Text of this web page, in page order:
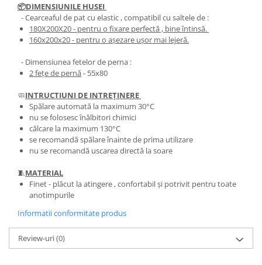
📦DIMENSIUNILE HUSEI
- Cearceaful de pat cu elastic , compatibil cu saltele de :
180X200X20- pentru o fixare perfectă , bine întinsă.
​​​​160x200x20- pentru o așezare ușor mai lejeră.
- Dimensiunea fetelor de perna :
2 fețe de pernă- 55x80
🧼INTRUCTIUNI DE INTREȚINERE
Spălare automată la maximum 30°C
nu se folosesc înălbitori chimici
călcare la maximum 130°C
se recomandă spălare înainte de prima utilizare
nu se recomandă uscarea directă la soare
🧵MATERIAL
Finet - plăcut la atingere , confortabil și potrivit pentru toate
anotimpurile
Informatii conformitate produs
Review-uri(0)